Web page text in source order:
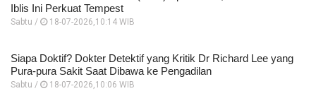
Iblis Ini Perkuat Tempest
Sabtu / 18-07-2026,10:14 WIB
Siapa Doktif? Dokter Detektif yang Kritik Dr Richard Lee yang
Pura-pura Sakit Saat Dibawa ke Pengadilan
Sabtu / 18-07-2026,10:06 WIB